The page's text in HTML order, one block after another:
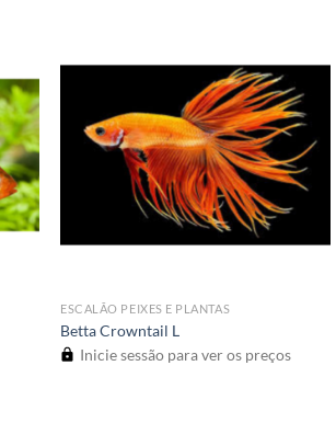
ESCALÃO PEIXES E PLANTAS
Betta Crowntail L
Inicie sessão para ver os preços